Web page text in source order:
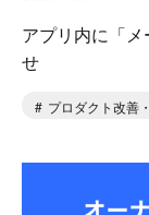
アプリ内に「
せ
プロダクト改善